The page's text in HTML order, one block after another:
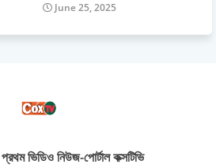
June 25, 2025
ভিডিও নিউজ-পোর্টাল কক্সটিভি